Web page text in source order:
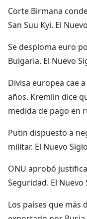
Corte Birmana
San Suu Kyi. El
Se desploma euro
Bulgaria. El Nuevo
Divisa europea cae
años. Kremlin dice
medida de pago en
Putin dispuesto a
militar. El Nuevo Siglo
ONU aprobó
Seguridad. El Nuevo
Los países que más